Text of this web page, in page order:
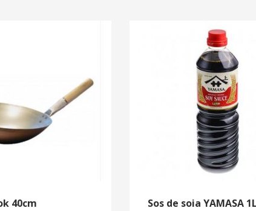
40cm Sos de soia YAMASA